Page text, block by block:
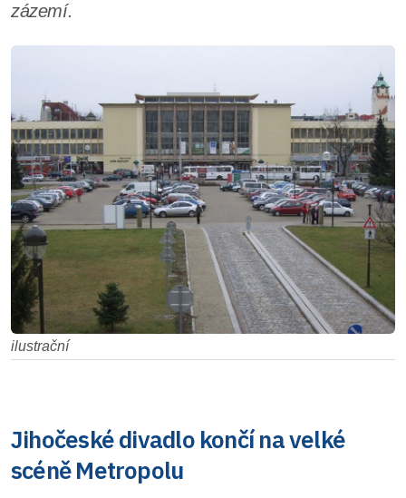
zázemí.
ilustrační
Jihočeské divadlo končí na velké
scéně Metropolu